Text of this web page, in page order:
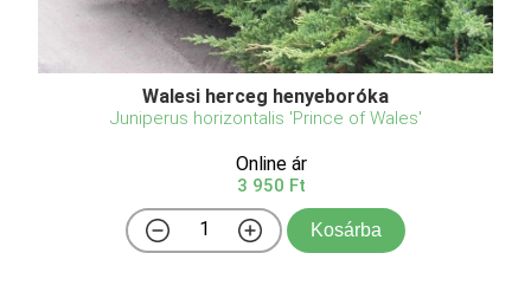
Walesi herceg henyeboróka
Juniperus horizontalis 'Prince of Wales'
Online ár
3 950 Ft
Kosárba